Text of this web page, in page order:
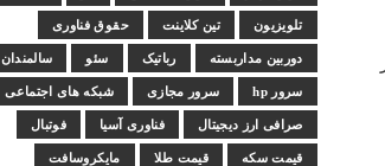
تلویزیون تین کلاینت حقوق فناوری
دوربین مداربسته رباتیک سئو سالمندان
سرور hp سرور مجازی شبکه های اجتماعی
صرافی ارز دیجیتال فناوری آسیا فوتبال
قیمت سکه قیمت طلا مایکروسافت